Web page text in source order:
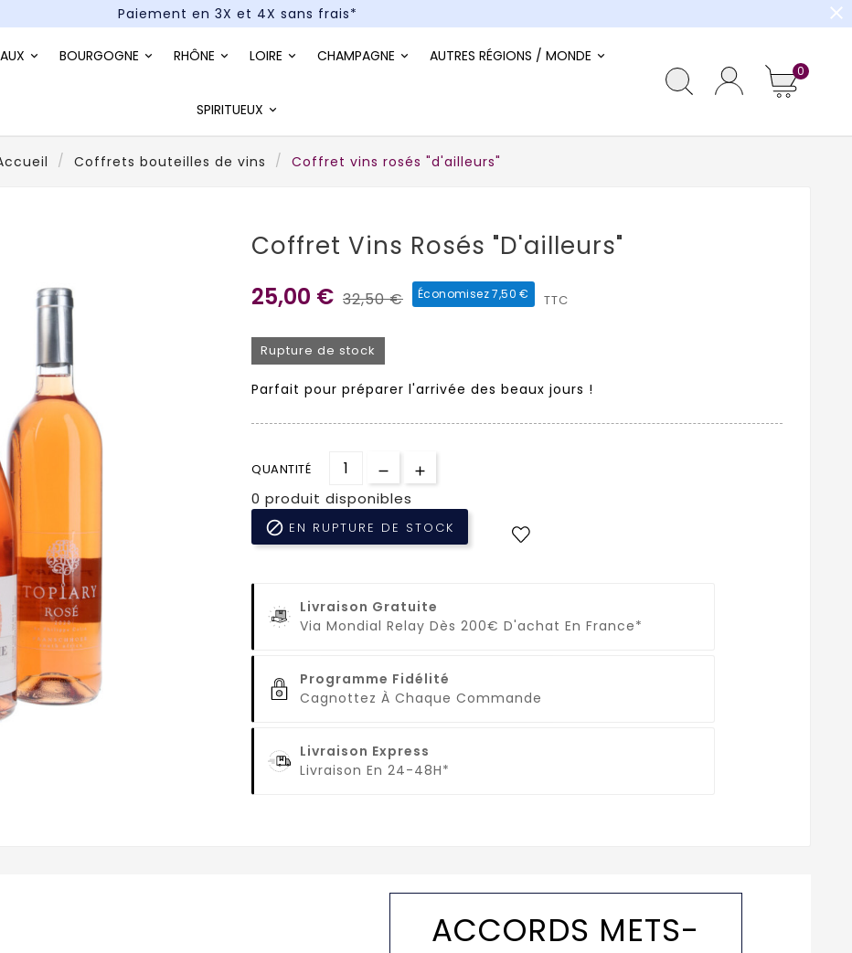
Paiement en 3X et 4X sans frais*
close
BOURGOGNE RHÔNE LOIRE CHAMPAGNE AUTRES RÉGIONS / MONDE
SPIRITUEUX
0
Coffrets bouteilles de vins Coffret vins rosés "d'ailleurs"
Coffret Vins Rosés "d'ailleurs"
25,00 € 32,50 € Économisez 7,50 € TTC
Rupture de stock
Parfait pour préparer l'arrivée des beaux jours !
QUANTITÉ
0 produit disponibles
 EN RUPTURE DE STOCK
Livraison Gratuite
Via Mondial Relay Dès 200€ D'achat En France*
Programme Fidélité
Cagnottez À Chaque Commande
Livraison Express
Livraison En 24-48H*
ACCORDS METS-